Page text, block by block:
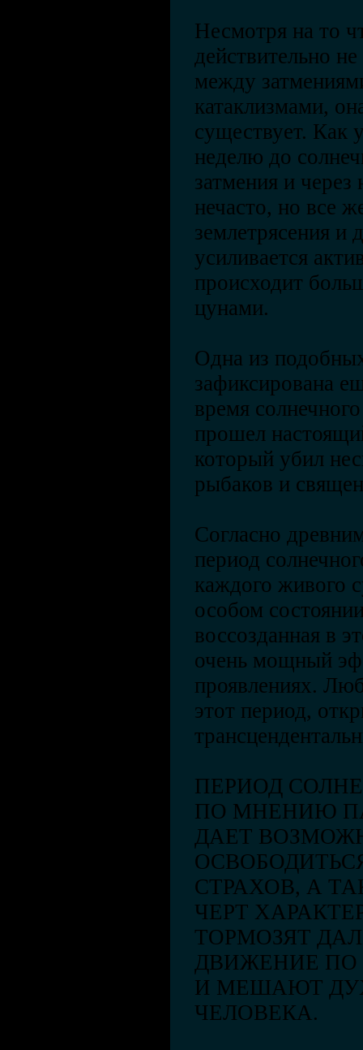
Несмотря на то
действительно
между
катаклизмами,
существует. Как
неделю до
затмения и
нечасто, но все
землетрясения и
усиливается
происходит
цунами.
Одна из
зафиксирована
время
прошел
который убил
рыбаков и
Согласно
период
каждого живого
особом
воссозданная в
очень мощный
проявлениях.
этот период,
ПЕРИОД
ПО МНЕНИЮ
ДАЕТ
СТРАХОВ, А
ЧЕРТ
ТОРМОЗЯТ
ДВИЖЕНИЕ
И МЕШАЮТ
ЧЕЛОВЕКА.